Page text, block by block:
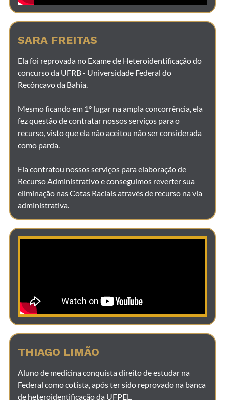
SARA FREITAS
Ela foi reprovada no Exame de Heteroidentificação do
concurso da UFRB - Universidade Federal do
Recôncavo da Bahia.
Mesmo ficando em 1° lugar na ampla concorrência, ela
fez questão de contratar nossos serviços para o
recurso, visto que ela não aceitou não ser considerada
como parda.
Ela contratou nossos serviços para elaboração de
Recurso Administrativo e conseguimos reverter sua
eliminação nas Cotas Raciais através de recurso na via
administrativa.
THIAGO LIMÃO
Aluno de medicina conquista direito de estudar na
Federal como cotista, após ter sido reprovado na banca
de heteroidentificação da UFPEL.